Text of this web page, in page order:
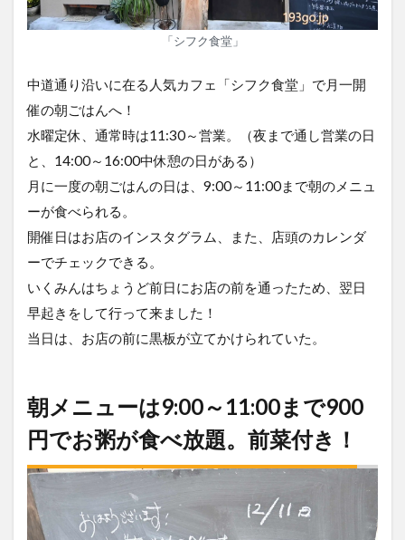
「シフク食堂」
中道通り沿いに在る人気カフェ「シフク食堂」で月一開
催の朝ごはんへ！
水曜定休、通常時は11:30～営業。（夜まで通し営業の日
と、14:00～16:00中休憩の日がある）
月に一度の朝ごはんの日は、9:00～11:00まで朝のメニュ
ーが食べられる。
開催日はお店のインスタグラム、また、店頭のカレンダ
ーでチェックできる。
いくみんはちょうど前日にお店の前を通ったため、翌日
早起きをして行って来ました！
当日は、お店の前に黒板が立てかけられていた。
朝メニューは9:00～11:00まで900
円でお粥が食べ放題。前菜付き！